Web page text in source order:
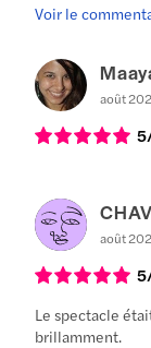
Voir le
août
5
août
5
Le spectacle
brillamment.